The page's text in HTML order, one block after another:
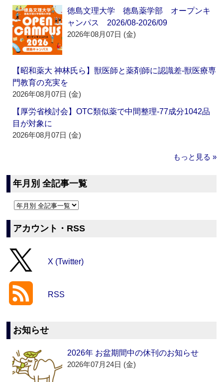
徳島文理大学 徳島薬学部 オープンキ
ャンパス 2026/08-2026/09
2026年08月07日 (金)
【昭和薬大 神林氏ら】獣医師と薬剤師に認識差‐獣医療専
門教育の充実を
2026年08月07日 (金)
【厚労省検討会】OTC類似薬で中間整理‐77成分1042品
目が対象に
2026年08月07日 (金)
もっと見る »
年月別 全記事一覧
アカウント・RSS
X (Twitter)
RSS
お知らせ
2026年 お盆期間中の休刊のお知らせ
2026年07月24日 (金)